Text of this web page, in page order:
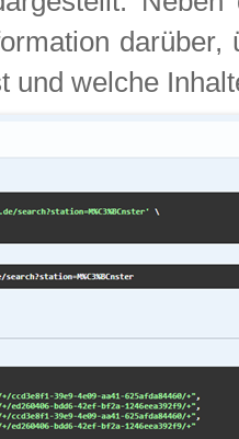
und welche